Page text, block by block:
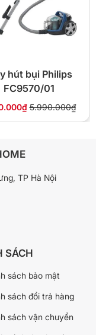
7
>99,9% hạt
tác làm sạch)
và đổ bụi.
hút bụi Philips
FC9570/01
5.990.000₫
TP Hà Nội
SÁCH
sách bảo mật
sách đổi trả hàng
sách vận chuyển